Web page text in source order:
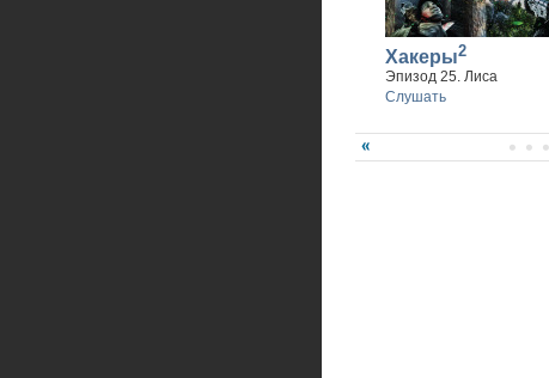
Хакеры2
Эпизод 25. Лиса
Слушать